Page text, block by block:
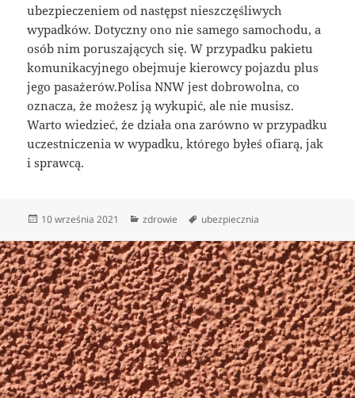
ubezpieczeniem od następst nieszczęśliwych
wypadków. Dotyczny ono nie samego samochodu, a
osób nim poruszających się. W przypadku pakietu
komunikacyjnego obejmuje kierowcy pojazdu plus
jego pasażerów.Polisa NNW jest dobrowolna, co
oznacza, że możesz ją wykupić, ale nie musisz.
Warto wiedzieć, że działa ona zarówno w przypadku
uczestniczenia w wypadku, którego byłeś ofiarą, jak
i sprawcą.
Data
10 września 2021 Kategorie
zdrowie Tagi
ubezpiecznia